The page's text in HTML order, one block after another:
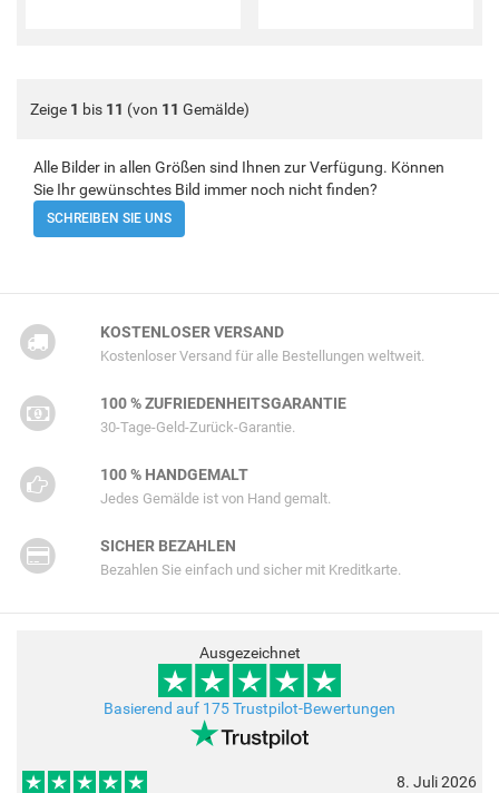
Zeige 1 bis 11 (von 11 Gemälde)
Alle Bilder in allen Größen sind Ihnen zur Verfügung. Können
Sie Ihr gewünschtes Bild immer noch nicht finden?
SCHREIBEN SIE UNS
KOSTENLOSER VERSAND
Kostenloser Versand für alle Bestellungen weltweit.
100 % ZUFRIEDENHEITSGARANTIE
30-Tage-Geld-Zurück-Garantie.
100 % HANDGEMALT
Jedes Gemälde ist von Hand gemalt.
SICHER BEZAHLEN
Bezahlen Sie einfach und sicher mit Kreditkarte.
Ausgezeichnet
Basierend auf 175 Trustpilot-Bewertungen
8. Juli 2026